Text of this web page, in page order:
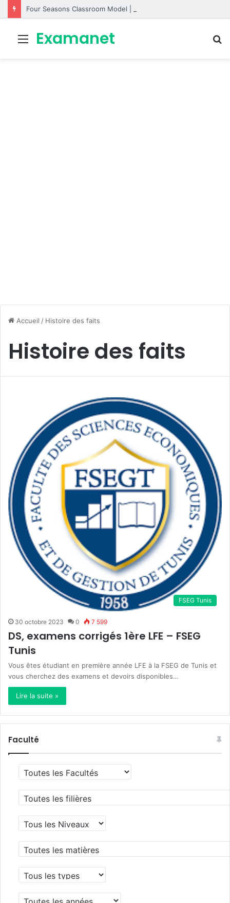
Menu
Examanet
Accueil / Histoire des faits
Histoire des faits
FSEG Tunis
30 octobre 2023 0 7 599
DS, examens corrigés 1ère LFE – FSEG
Tunis
Vous êtes étudiant en première année LFE à la FSEG de Tunis et
vous cherchez des examens et devoirs disponibles…
Lire la suite »
Faculté